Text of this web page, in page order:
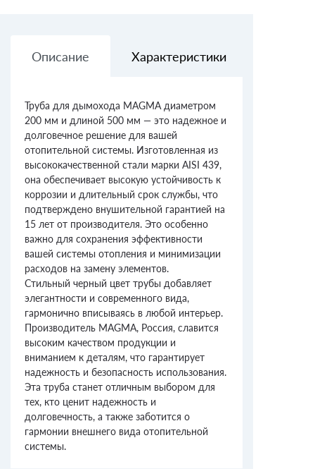
Описание Характеристики
Труба для дымохода MAGMA диаметром
200 мм и длиной 500 мм — это надежное и
долговечное решение для вашей
отопительной системы. Изготовленная из
высококачественной стали марки AISI 439,
она обеспечивает высокую устойчивость к
коррозии и длительный срок службы, что
подтверждено внушительной гарантией на
15 лет от производителя. Это особенно
важно для сохранения эффективности
вашей системы отопления и минимизации
расходов на замену элементов.
Стильный черный цвет трубы добавляет
элегантности и современного вида,
гармонично вписываясь в любой интерьер.
Производитель MAGMA, Россия, славится
высоким качеством продукции и
вниманием к деталям, что гарантирует
надежность и безопасность использования.
Эта труба станет отличным выбором для
тех, кто ценит надежность и
долговечность, а также заботится о
гармонии внешнего вида отопительной
системы.